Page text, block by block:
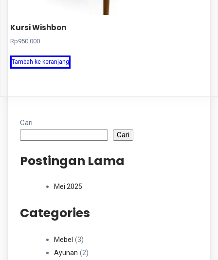
Kursi Wishbon
Rp950.000
Tambah ke keranjang
Cari
Cari
Postingan Lama
Mei 2025
Categories
Mebel 33
Produk
Ayunan 22